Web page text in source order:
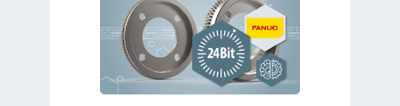
n
g
k
o
5
G
a
u
g
e
b
e
r